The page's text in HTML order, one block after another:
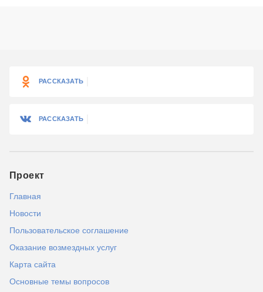
РАССКАЗАТЬ
РАССКАЗАТЬ
Проект
Главная
Новости
Пользовательское соглашение
Оказание возмездных услуг
Карта сайта
Основные темы вопросов